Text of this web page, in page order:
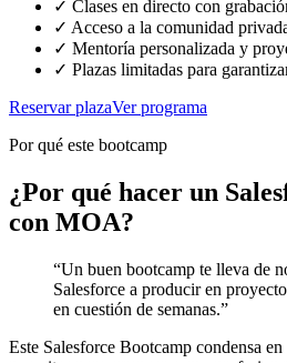
✓ Clases en directo con
✓ Acceso a la comunidad
✓ Mentoría personalizada y
✓ Plazas limitadas para
Reservar plazaVer programa
Por qué este bootcamp
¿Por qué hacer un
con MOA?
“Un buen bootcamp te lleva de
Salesforce a producir en
en cuestión de semanas.”
Este Salesforce Bootcamp condensa